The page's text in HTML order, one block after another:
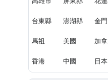
台東縣 澎湖縣 金門
馬祖 美國 加
香港 中國 日本